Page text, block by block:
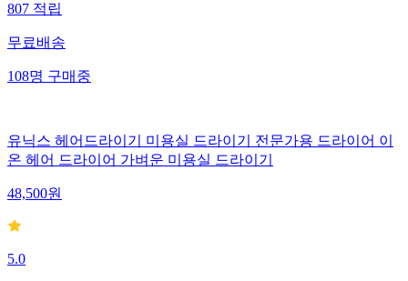
807 적립
무료배송
108명 구매중
유닉스 헤어드라이기 미용실 드라이기 전문가용 드라이어 이
온 헤어 드라이어 가벼운 미용실 드라이기
48,500원
5.0